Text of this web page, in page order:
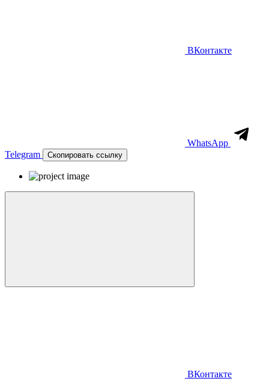
ВКонтакте
WhatsApp
Telegram
Скопировать ссылку
ВКонтакте